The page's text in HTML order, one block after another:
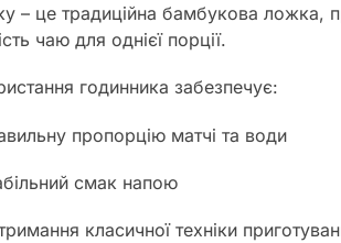
– це традиційна бамбукова ложка,
чаю для однієї порції.
годинника забезпечує:
пропорцію матчі та води
смак напою
класичної техніки